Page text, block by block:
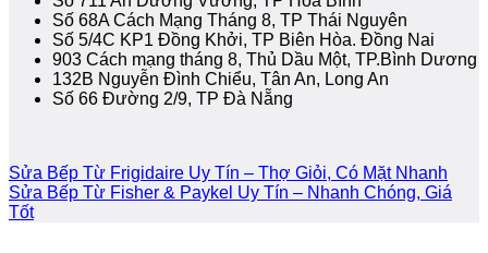
Số 68A Cách Mạng Tháng 8, TP Thái Nguyên
Số 5/4C KP1 Đồng Khởi, TP Biên Hòa. Đồng Nai
903 Cách mạng tháng 8, Thủ Dầu Một, TP.Bình Dương
132B Nguyễn Đình Chiểu, Tân An, Long An
Số 66 Đường 2/9, TP Đà Nẵng
Sửa Bếp Từ Frigidaire Uy Tín – Thợ Giỏi, Có Mặt Nhanh
Sửa Bếp Từ Fisher & Paykel Uy Tín – Nhanh Chóng, Giá
Tốt